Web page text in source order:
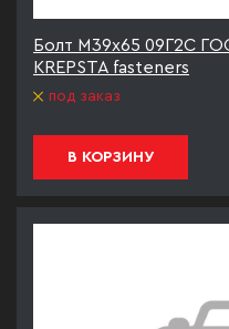
Болт М39х65 09Г2С
KREPSTA fasteners
под заказ
В КОРЗИНУ